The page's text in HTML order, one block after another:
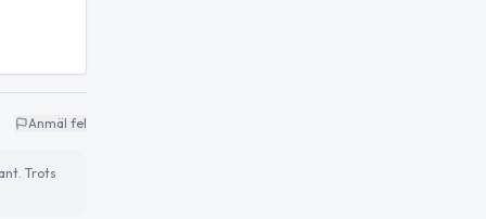
Anmäl fel
Trots